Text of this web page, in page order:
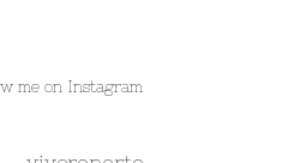
me on Instagram